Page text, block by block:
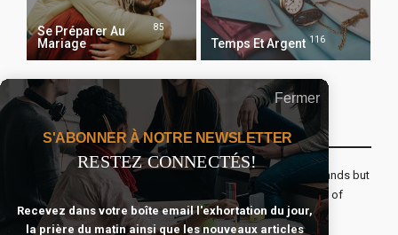
Se Préparer Au
Mariage
85
Temps Et Argent 116
Recevoir Notre Newsletter Chaque Matin
The real voyage of discovery consists not in seeking new lands but
seeing with new eyes. All journeys have secret destinations of
which the traveler is unaware.
Fermer
S'ABONNER À NOTRE NEWSLETTER
RESTEZ CONNECTÉS!
Recevez dans votre boîte email l'exhortation du jour,
la prière du matin ainsi que les nouveaux articles